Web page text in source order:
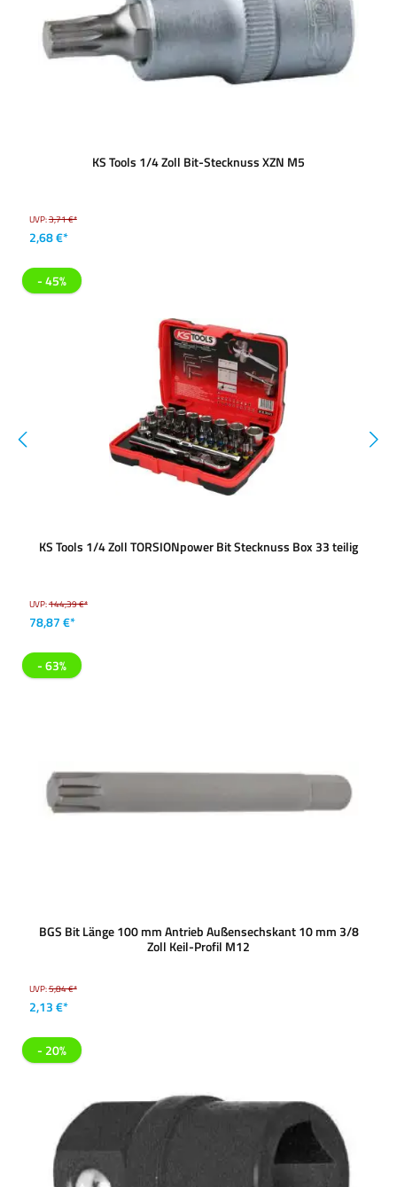
KS Tools 1/4 Zoll Bit-Stecknuss XZN M5
UVP:3,71 €*
2,68 €*
- 45%
KS Tools 1/4 Zoll TORSIONpower Bit Stecknuss Box 33 teilig
UVP:144,39 €*
78,87 €*
- 63%
BGS Bit Länge 100 mm Antrieb Außensechskant 10 mm 3/8
Zoll Keil-Profil M12
UVP:5,84 €*
2,13 €*
- 20%